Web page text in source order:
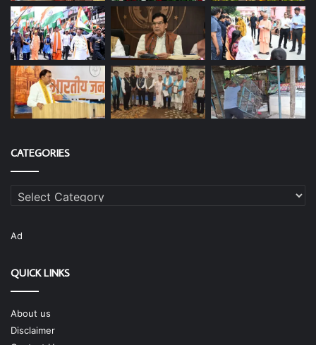
CATEGORIES
Categories
Ad
QUICK LINKS
About us
Disclaimer